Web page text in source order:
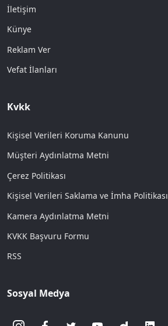
İletişim
Künye
Reklam Ver
Vefat İlanları
Kvkk
Kişisel Verileri Koruma Kanunu
Müşteri Aydınlatma Metni
Çerez Politikası
Kişisel Verileri Saklama ve İmha Politikası
Kamera Aydınlatma Metni
KVKK Başvuru Formu
RSS
Sosyal Medya